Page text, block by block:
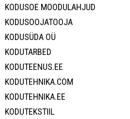
KODUSOE MOODULAHJUD
KODUSOOJATOOJA
KODUSÜDA OÜ
KODUTARBED
KODUTEENUS.EE
KODUTEHNIKA.COM
KODUTEHNIKA.EE
KODUTEKSTIIL